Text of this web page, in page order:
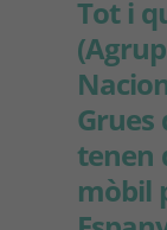
Tot i
Grues
tenen
mòbil